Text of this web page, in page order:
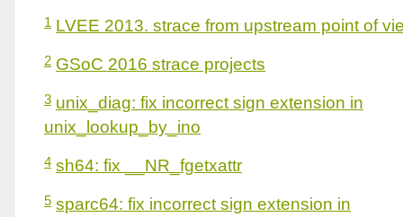
1 LVEE 2013. strace from upstream point of
2 GSoC 2016 strace projects
3 unix_diag: fix incorrect sign extension in
unix_lookup_by_ino
4 sh64: fix __NR_fgetxattr
5 sparc64: fix incorrect sign extension in